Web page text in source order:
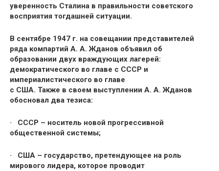
уверенность Сталина в правильности советского
восприятия тогдашней ситуации.
В сентябре 1947 г. на совещании представителей
ряда компартий А. А. Жданов объявил об
образовании двух враждующих лагерей:
демократического во главе с СССР и
империалистического во главе
с США. Также в своем выступлении А. А. Жданов
обосновал два тезиса:
· СССР – носитель новой прогрессивной
общественной системы;
· США – государство, претендующее на роль
мирового лидера, которое проводит